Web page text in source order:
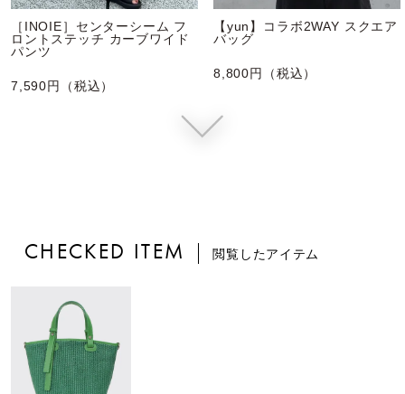
［INOIE］センターシーム フ
ロントステッチ カーブワイド
パンツ
7,590円（税込）
【yun】コラボ2WAY スクエア
バッグ
8,800円（税込）
CHECKED ITEM 閲覧したアイテム